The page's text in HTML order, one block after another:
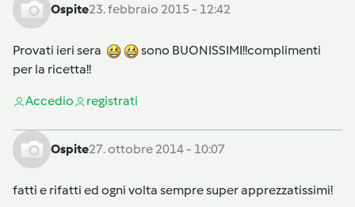
Ospite23. febbraio 2015 - 12:42
Provati ieri sera
sono BUONISSIMI!!complimenti
per la ricetta!!
Accedio registrati
Ospite27. ottobre 2014 - 10:07
fatti e rifatti ed ogni volta sempre super apprezzatissimi!